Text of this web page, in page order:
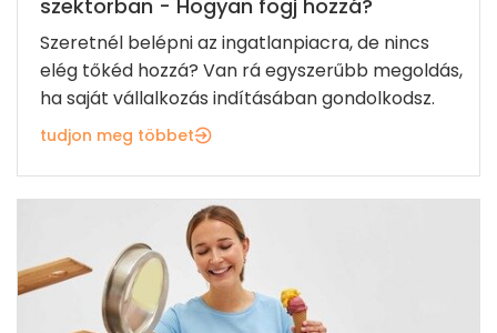
szektorban - Hogyan fogj hozzá?
Szeretnél belépni az ingatlanpiacra, de nincs
elég tőkéd hozzá? Van rá egyszerűbb megoldás,
ha saját vállalkozás indításában gondolkodsz.
tudjon meg többet